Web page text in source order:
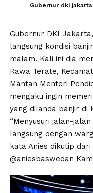
Gubernur dki
Gubernur DKI
langsung kondisi
malam. Kali ini dia
Rawa Terate,
Mantan Menteri
mengaku ingin
yang dilanda banjir di
“Menyusuri jalan-
Iangsung dengan
kata Anies dikutip
@aniesbaswedan
-